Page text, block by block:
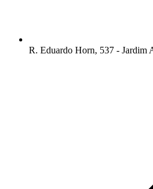
R. Eduardo Horn, 537 - Jardim